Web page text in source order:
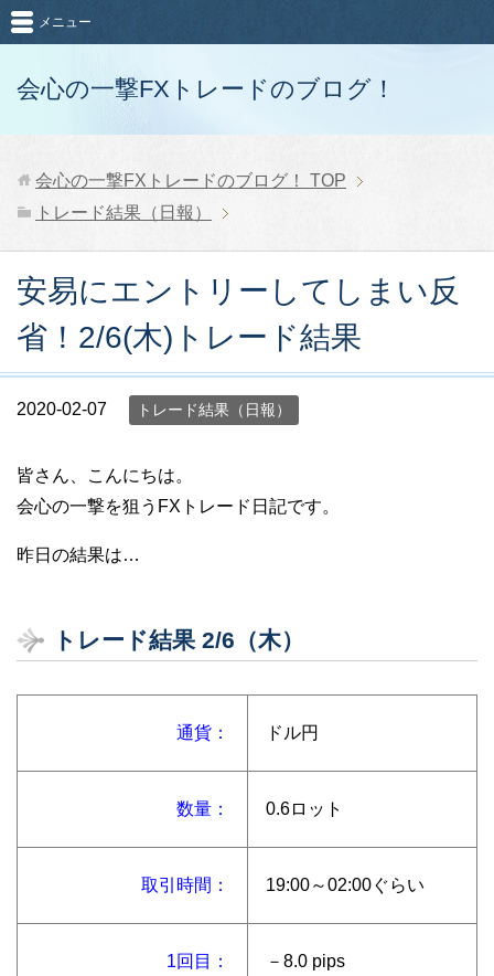
会心の一撃FXトレードのブログ！
メニュー
会心の一撃FXトレードのブログ！
TOP
トレード結果（日報）
安易にエントリーしてしまい反
省！2/6(木)トレード結果
2020-02-07 トレード結果（日報）
皆さん、こんにちは。
会心の一撃を狙うFXトレード日記です。
昨日の結果は…
トレード結果 2/6（木）
通貨： ドル円
数量： 0.6ロット
取引時間： 19:00～02:00ぐらい
1回目： －8.0 pips